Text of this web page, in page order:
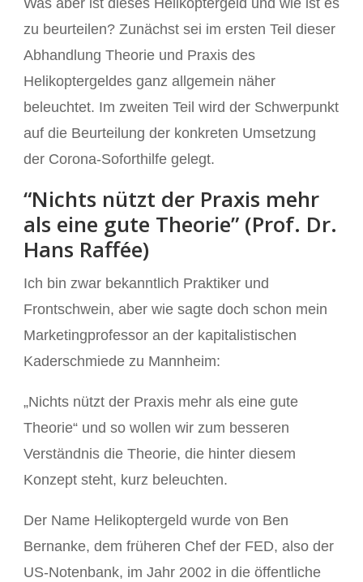
Was aber ist dieses Helikoptergeld und wie ist es
zu beurteilen? Zunächst sei im ersten Teil dieser
Abhandlung Theorie und Praxis des
Helikoptergeldes ganz allgemein näher
beleuchtet. Im zweiten Teil wird der Schwerpunkt
auf die Beurteilung der konkreten Umsetzung
der Corona-Soforthilfe gelegt.
“Nichts nützt der Praxis mehr
als eine gute Theorie” (Prof. Dr.
Hans Raffée)
Ich bin zwar bekanntlich Praktiker und
Frontschwein, aber wie sagte doch schon mein
Marketingprofessor an der kapitalistischen
Kaderschmiede zu Mannheim:
„Nichts nützt der Praxis mehr als eine gute
Theorie“ und so wollen wir zum besseren
Verständnis die Theorie, die hinter diesem
Konzept steht, kurz beleuchten.
Der Name Helikoptergeld wurde von Ben
Bernanke, dem früheren Chef der FED, also der
US-Notenbank, im Jahr 2002 in die öffentliche